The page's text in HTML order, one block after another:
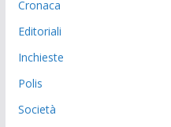
Cronaca
Editoriali
Inchieste
Polis
Società